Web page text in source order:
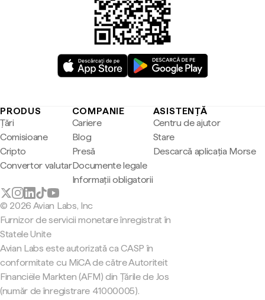
PRODUS
Țări
Comisioane
Cripto
Convertor valutar
COMPANIE
Cariere
Blog
Presă
Documente legale
Informații obligatorii
ASISTENȚĂ
Centru de ajutor
Stare
Descarcă aplicația Morse
© 2026 Avian Labs, Inc
Furnizor de servicii monetare înregistrat în
Statele Unite
Avian Labs este autorizată ca CASP în
conformitate cu MiCA de către Autoriteit
Financiële Markten (AFM) din Țările de Jos
(număr de înregistrare 41000005).